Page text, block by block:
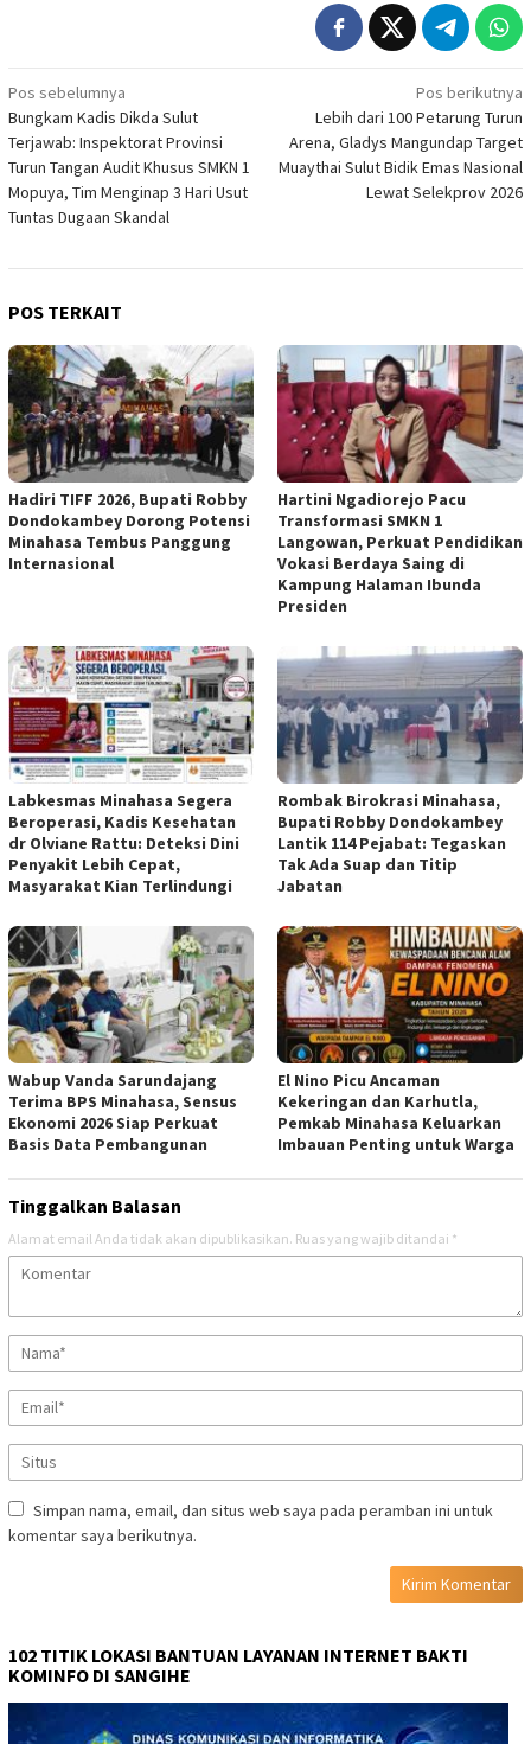
Navigasi
pos
Pos sebelumnya
Bungkam Kadis Dikda Sulut
Terjawab: Inspektorat Provinsi
Turun Tangan Audit Khusus SMKN 1
Mopuya, Tim Menginap 3 Hari Usut
Tuntas Dugaan Skandal
Pos berikutnya
Lebih dari 100 Petarung Turun
Arena, Gladys Mangundap Target
Muaythai Sulut Bidik Emas Nasional
Lewat Selekprov 2026
POS TERKAIT
Hadiri TIFF 2026, Bupati Robby
Dondokambey Dorong Potensi
Minahasa Tembus Panggung
Internasional
Hartini Ngadiorejo Pacu
Transformasi SMKN 1
Langowan, Perkuat Pendidikan
Vokasi Berdaya Saing di
Kampung Halaman Ibunda
Presiden
Labkesmas Minahasa Segera
Beroperasi, Kadis Kesehatan
dr Olviane Rattu: Deteksi Dini
Penyakit Lebih Cepat,
Masyarakat Kian Terlindungi
Rombak Birokrasi Minahasa,
Bupati Robby Dondokambey
Lantik 114 Pejabat: Tegaskan
Tak Ada Suap dan Titip
Jabatan
Wabup Vanda Sarundajang
Terima BPS Minahasa, Sensus
Ekonomi 2026 Siap Perkuat
Basis Data Pembangunan
El Nino Picu Ancaman
Kekeringan dan Karhutla,
Pemkab Minahasa Keluarkan
Imbauan Penting untuk Warga
Tinggalkan Balasan
Alamat email Anda tidak akan dipublikasikan. Ruas yang wajib ditandai *
Simpan nama, email, dan situs web saya pada peramban ini untuk
komentar saya berikutnya.
102 TITIK LOKASI BANTUAN LAYANAN INTERNET BAKTI
KOMINFO DI SANGIHE